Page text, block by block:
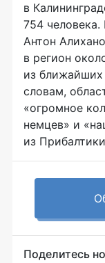
в
754 человека.
Антон
в регион
из ближайших
словам,
«огромное
немцев» и
из
Поделитесь